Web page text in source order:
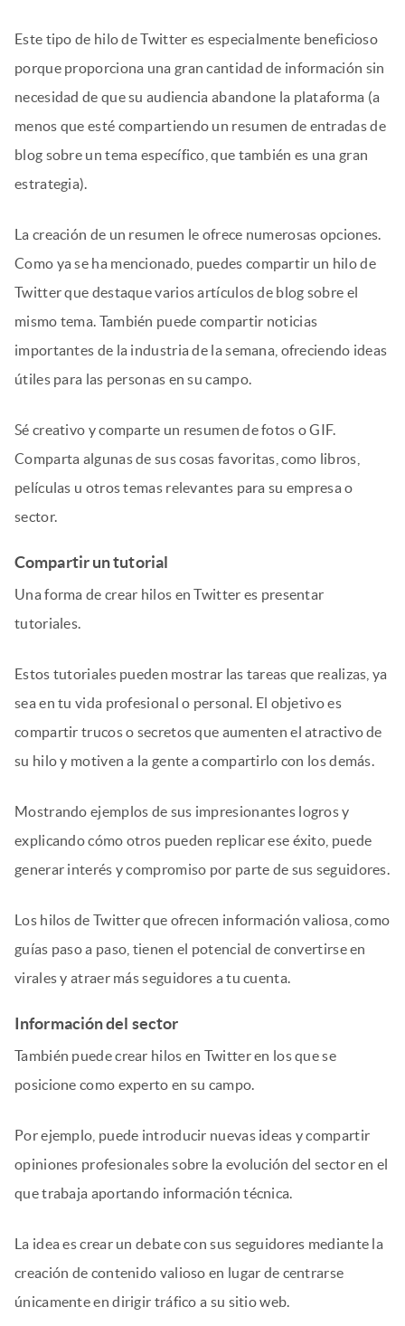
Este tipo de hilo de Twitter es especialmente beneficioso
porque proporciona una gran cantidad de información sin
necesidad de que su audiencia abandone la plataforma (a
menos que esté compartiendo un resumen de entradas de
blog sobre un tema específico, que también es una gran
estrategia).
La creación de un resumen le ofrece numerosas opciones.
Como ya se ha mencionado, puedes compartir un hilo de
Twitter que destaque varios artículos de blog sobre el
mismo tema. También puede compartir noticias
importantes de la industria de la semana, ofreciendo ideas
útiles para las personas en su campo.
Sé creativo y comparte un resumen de fotos o GIF.
Comparta algunas de sus cosas favoritas, como libros,
películas u otros temas relevantes para su empresa o
sector.
Compartir un tutorial
Una forma de crear hilos en Twitter es presentar
tutoriales.
Estos tutoriales pueden mostrar las tareas que realizas, ya
sea en tu vida profesional o personal. El objetivo es
compartir trucos o secretos que aumenten el atractivo de
su hilo y motiven a la gente a compartirlo con los demás.
Mostrando ejemplos de sus impresionantes logros y
explicando cómo otros pueden replicar ese éxito, puede
generar interés y compromiso por parte de sus seguidores.
Los hilos de Twitter que ofrecen información valiosa, como
guías paso a paso, tienen el potencial de convertirse en
virales y atraer más seguidores a tu cuenta.
Información del sector
También puede crear hilos en Twitter en los que se
posicione como experto en su campo.
Por ejemplo, puede introducir nuevas ideas y compartir
opiniones profesionales sobre la evolución del sector en el
que trabaja aportando información técnica.
La idea es crear un debate con sus seguidores mediante la
creación de contenido valioso en lugar de centrarse
únicamente en dirigir tráfico a su sitio web.